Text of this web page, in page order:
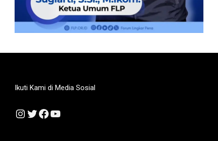
Ikuti Kami di Media Sosial
Instagram
Twitter
Facebook
YouTube